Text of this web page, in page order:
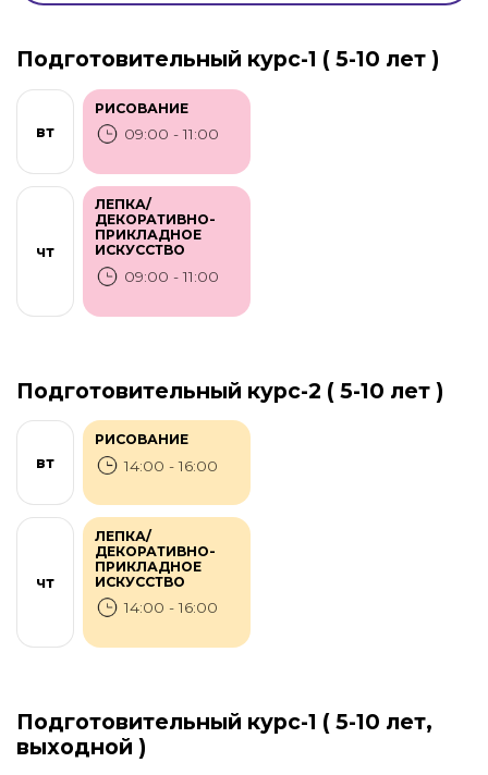
Подготовительный курс-1 ( 5-10 лет )
вт
РИСОВАНИЕ
09:00 - 11:00
чт
ЛЕПКА/
ДЕКОРАТИВНО-
ПРИКЛАДНОЕ
ИСКУССТВО
09:00 - 11:00
Подготовительный курс-2 ( 5-10 лет )
вт
РИСОВАНИЕ
14:00 - 16:00
чт
ЛЕПКА/
ДЕКОРАТИВНО-
ПРИКЛАДНОЕ
ИСКУССТВО
14:00 - 16:00
Подготовительный курс-1 ( 5-10 лет,
выходной )